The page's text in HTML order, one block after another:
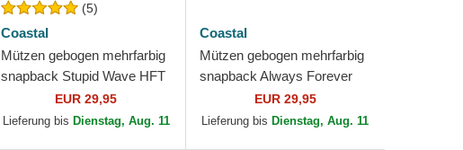
(5)
Coastal
Mützen gebogen mehrfarbig
snapback Stupid Wave HFT
von CoastalEUR 29,95
Lieferung bis Dienstag, Aug. 11
Coastal
Mützen gebogen mehrfarbig
snapback Always Forever
HFT von Coastal
EUR 29,95
Lieferung bis Dienstag, Aug. 11